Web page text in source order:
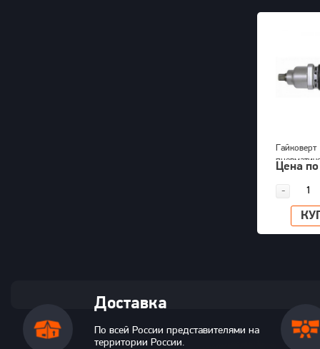
Гайковерт
Цена
-
Доставка
По всей России представителями на
территории России.